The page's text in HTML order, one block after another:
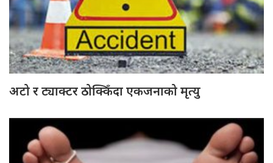
अटो र ट्याक्टर ठोक्किँदा एकजनाको मृत्यु